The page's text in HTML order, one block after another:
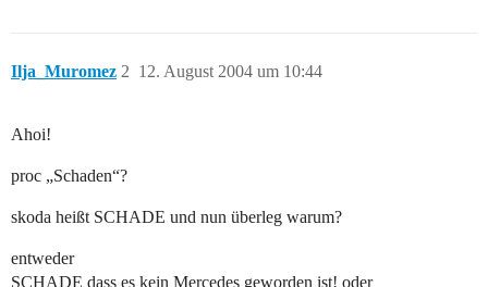
Ilja_Muromez 12. August 2004 um 10:44
2
Ahoi!
proc „Schaden“?
skoda heißt SCHADE und nun überleg warum?
entweder
SCHADE dass es kein Mercedes geworden ist! oder